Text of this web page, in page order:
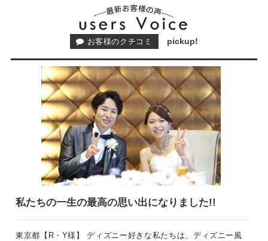
お客様のクチコミ pickup!
私たちの一生の最高の思い出になりました!!
東京都【R・Y様】 ディズニー好きな私たちは、ディズニー風